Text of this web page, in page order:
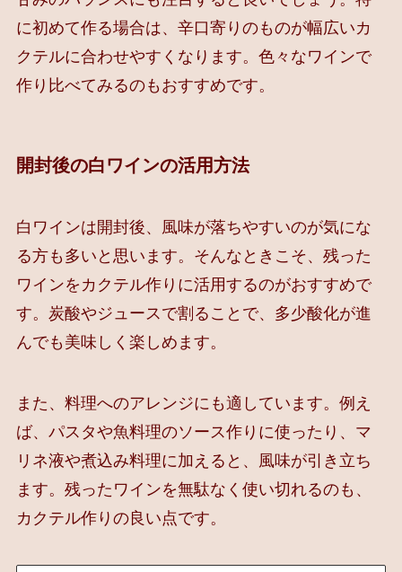
に初めて作る場合は、辛口寄りのものが幅広いカ
クテルに合わせやすくなります。色々なワインで
作り比べてみるのもおすすめです。
開封後の白ワインの活用方法
白ワインは開封後、風味が落ちやすいのが気にな
る方も多いと思います。そんなときこそ、残った
ワインをカクテル作りに活用するのがおすすめで
す。炭酸やジュースで割ることで、多少酸化が進
んでも美味しく楽しめます。
また、料理へのアレンジにも適しています。例え
ば、パスタや魚料理のソース作りに使ったり、マ
リネ液や煮込み料理に加えると、風味が引き立ち
ます。残ったワインを無駄なく使い切れるのも、
カクテル作りの良い点です。